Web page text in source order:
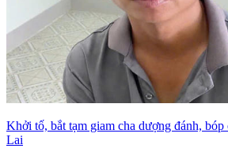
Khởi tố, bắt tạm giam cha dượng đánh,
Lai